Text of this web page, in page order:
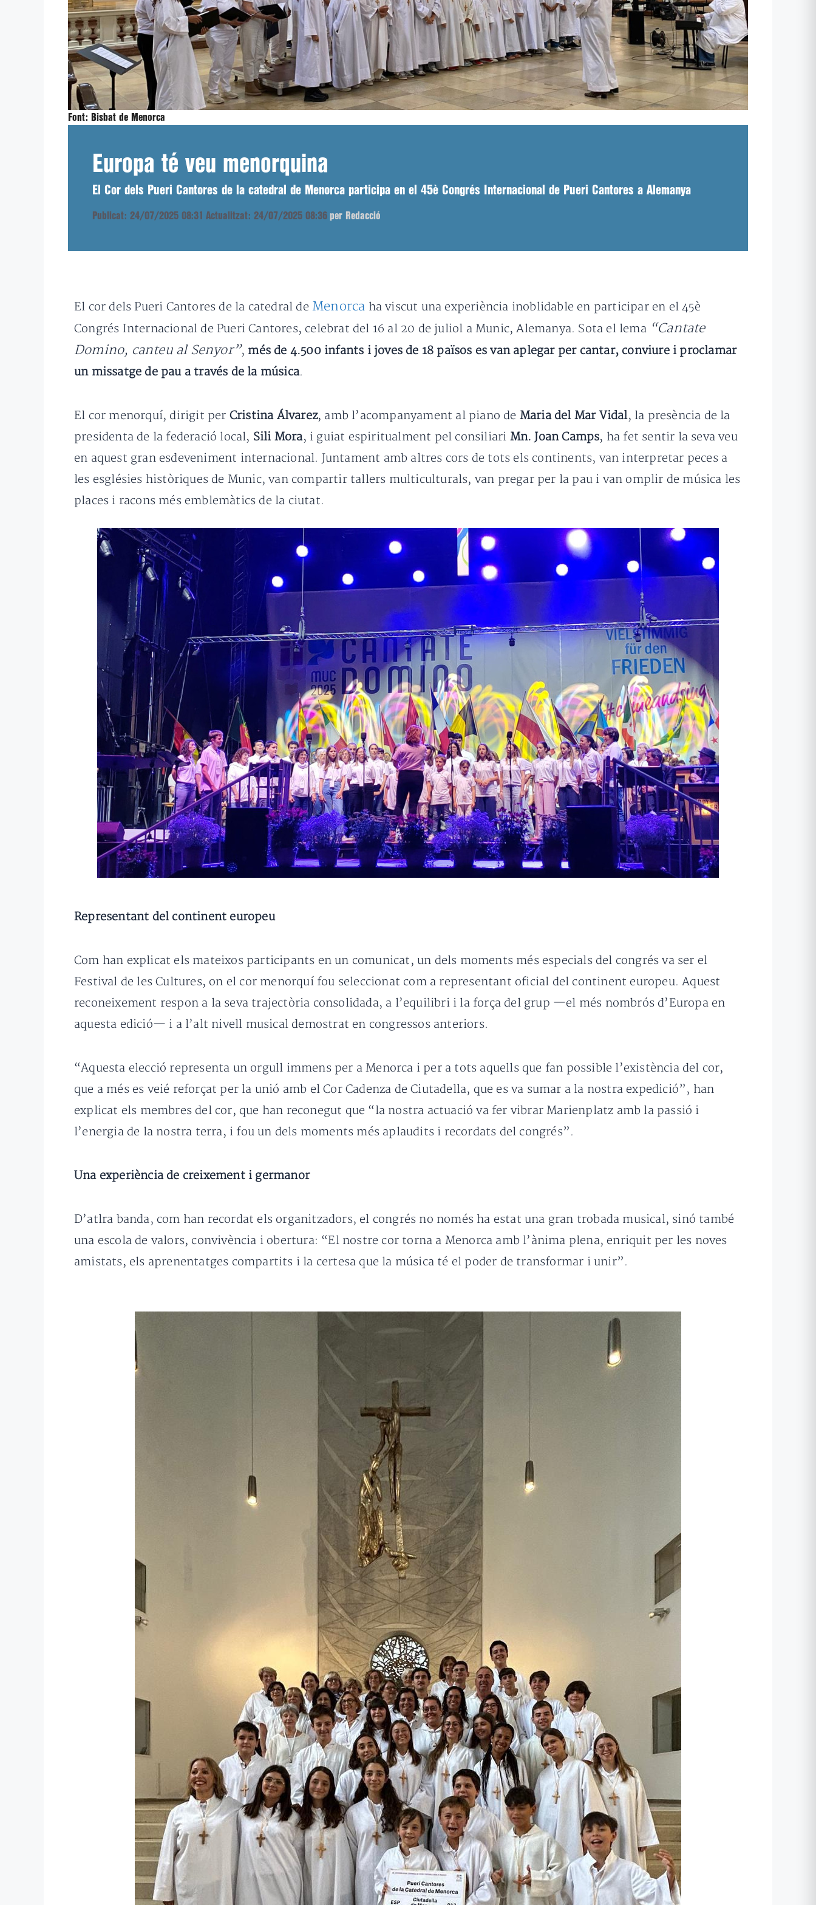
Font: Bisbat de Menorca
Europa té veu menorquina
El Cor dels Pueri Cantores de la catedral de Menorca participa en el 45è Congrés Internacional de Pueri Cantores a Alemanya
Publicat: 24/07/2025 08:31 Actualitzat: 24/07/2025 08:36 per Redacció
El cor dels Pueri Cantores de la catedral de Menorca ha viscut una experiència inoblidable en participar en el 45è
Congrés Internacional de Pueri Cantores, celebrat del 16 al 20 de juliol a Munic, Alemanya. Sota el lema “Cantate
Domino, canteu al Senyor”, més de 4.500 infants i joves de 18 països es van aplegar per cantar, conviure i proclamar
un missatge de pau a través de la música.
El cor menorquí, dirigit per Cristina Álvarez, amb l’acompanyament al piano de Maria del Mar Vidal, la presència de la
presidenta de la federació local, Sili Mora, i guiat espiritualment pel consiliari Mn. Joan Camps, ha fet sentir la seva veu
en aquest gran esdeveniment internacional. Juntament amb altres cors de tots els continents, van interpretar peces a
les esglésies històriques de Munic, van compartir tallers multiculturals, van pregar per la pau i van omplir de música les
places i racons més emblemàtics de la ciutat.
Representant del continent europeu
Com han explicat els mateixos participants en un comunicat, un dels moments més especials del congrés va ser el
Festival de les Cultures, on el cor menorquí fou seleccionat com a representant oficial del continent europeu. Aquest
reconeixement respon a la seva trajectòria consolidada, a l’equilibri i la força del grup —el més nombrós d’Europa en
aquesta edició— i a l’alt nivell musical demostrat en congressos anteriors.
“Aquesta elecció representa un orgull immens per a Menorca i per a tots aquells que fan possible l’existència del cor,
que a més es veié reforçat per la unió amb el Cor Cadenza de Ciutadella, que es va sumar a la nostra expedició”, han
explicat els membres del cor, que han reconegut que “la nostra actuació va fer vibrar Marienplatz amb la passió i
l’energia de la nostra terra, i fou un dels moments més aplaudits i recordats del congrés”.
Una experiència de creixement i germanor
D’atlra banda, com han recordat els organitzadors, el congrés no només ha estat una gran trobada musical, sinó també
una escola de valors, convivència i obertura: “El nostre cor torna a Menorca amb l’ànima plena, enriquit per les noves
amistats, els aprenentatges compartits i la certesa que la música té el poder de transformar i unir”.